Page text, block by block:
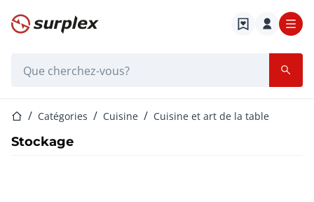
Page d'accueil
Page d'accueil
Catégories Cuisine Cuisine et art de la table
Stockage